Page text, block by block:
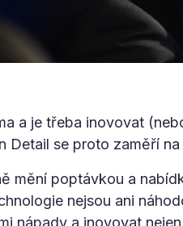
a je třeba inovovat
Detail se proto zaměří
mění poptávkou a
nejsou ani
nápady a inovovat